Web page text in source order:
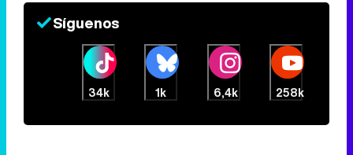
Síguenos
34k 1k 6,4k 258k